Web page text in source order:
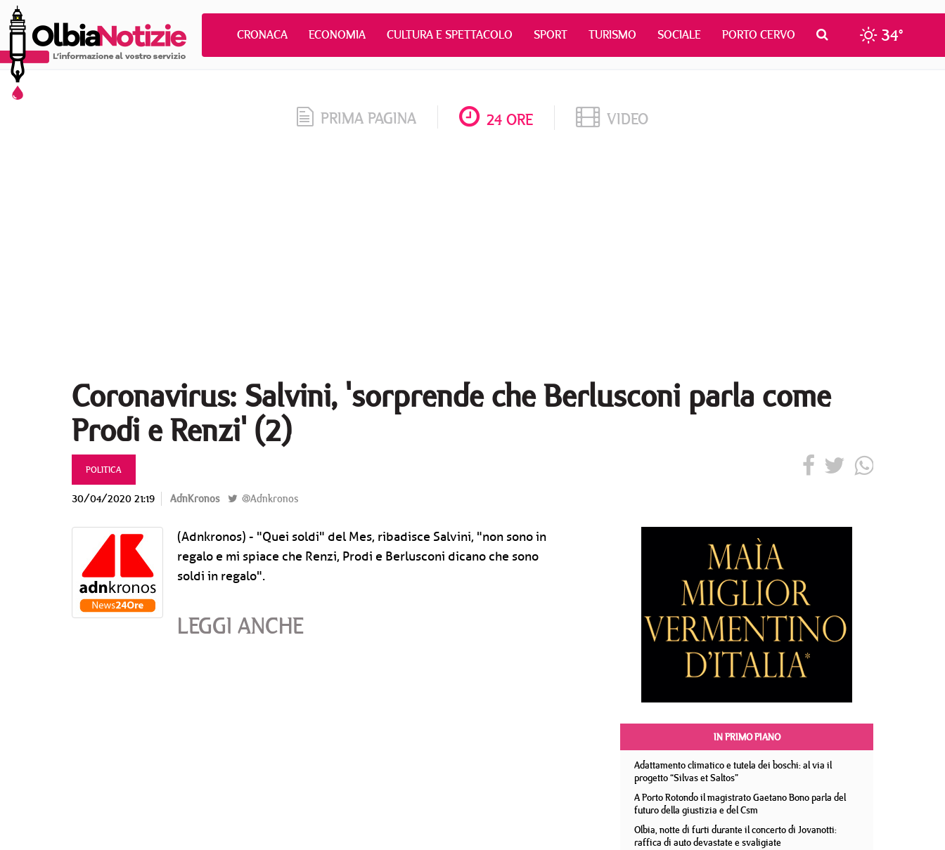
CRONACA ECONOMIA CULTURA E SPETTACOLO SPORT TURISMO SOCIALE PORTO CERVO 34°
PRIMA PAGINA 24 ORE VIDEO
Coronavirus: Salvini, 'sorprende che Berlusconi parla come
Prodi e Renzi' (2)
POLITICA
30/04/2020 21:19 AdnKronos @Adnkronos
(Adnkronos) - "Quei soldi" del Mes, ribadisce Salvini, "non sono in
regalo e mi spiace che Renzi, Prodi e Berlusconi dicano che sono
soldi in regalo".
LEGGI ANCHE
IN PRIMO PIANO
Adattamento climatico e tutela dei boschi: al via il
progetto “Silvas et Saltos”
A Porto Rotondo il magistrato Gaetano Bono parla del
futuro della giustizia e del Csm
Olbia, notte di furti durante il concerto di Jovanotti:
raffica di auto devastate e svaligiate